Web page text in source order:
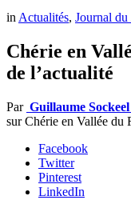
inActualités, Journal du
Chérie en
de l’actualité
Par Guillaume Sockeel
sur Chérie en Vallée du
Facebook
Twitter
Pinterest
LinkedIn